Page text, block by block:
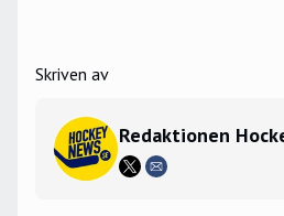
Skriven av
Redaktionen